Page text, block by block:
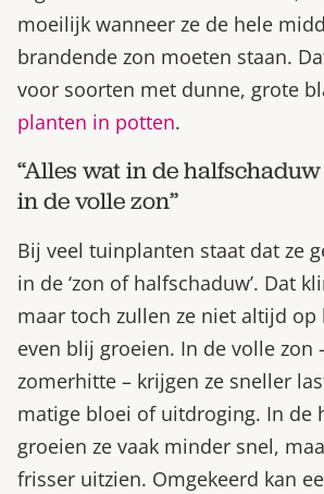
moeilijk wanneer ze de hele
brandende zon moeten staan.
voor soorten met dunne, grote
planten in potten.
“Alles wat in de
in de volle zon”
Bij veel tuinplanten staat dat ze
in de ‘zon of halfschaduw’. Dat
maar toch zullen ze niet altijd op
even blij groeien. In de volle zon
zomerhitte – krijgen ze sneller
matige bloei of uitdroging. In de
groeien ze vaak minder snel,
frisser uitzien. Omgekeerd kan